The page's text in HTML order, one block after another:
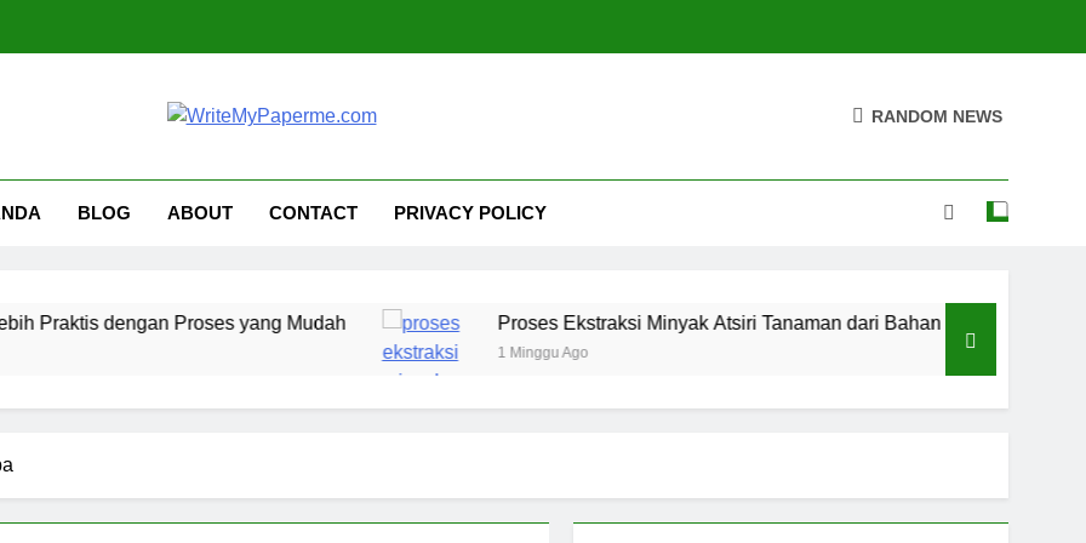
RANDOM NEWS
BLOG ABOUT CONTACT PRIVACY POLICY
dengan Proses yang Mudah Proses Ekstraksi Minyak Atsiri Tanaman dari Bahan hingga Hasil
1 Minggu Ago